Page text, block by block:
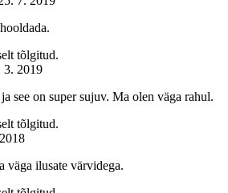
tõlgitud.
3. 2019
see on super sujuv. Ma olen väga rahul.
tõlgitud.
väga ilusate värvidega.